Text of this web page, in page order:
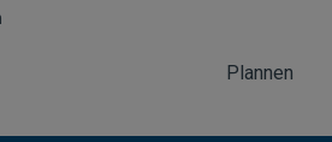
Plannen